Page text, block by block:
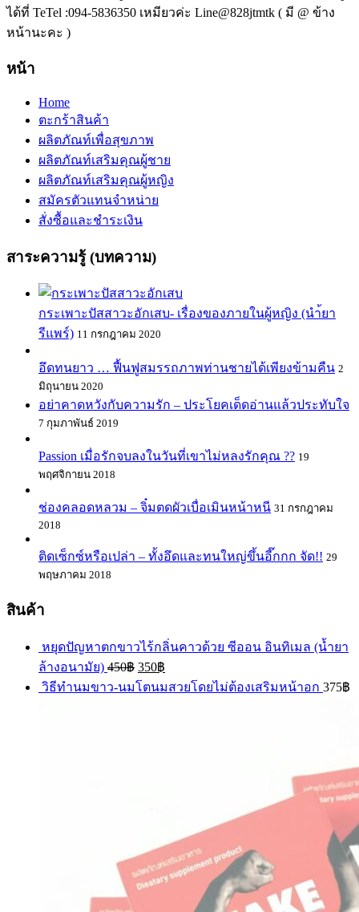
ได้ที่ TeTel :094-5836350 เหมียวค่ะ Line@828jtmtk ( มี @ ข้าง
หน้านะคะ )
หน้า
Home
ตะกร้าสินค้า
ผลิตภัณท์เพื่อสุขภาพ
ผลิตภัณท์เสริมคุณผู้ชาย
ผลิตภัณท์เสริมคุณผู้หญิง
สมัครตัวแทนจำหน่าย
สั่งซื้อและชำระเงิน
สาระความรู้ (บทความ)
กระเพาะปัสสาวะอักเสบ- เรื่องของภายในผู้หญิง (นำ้ยา
รีแพร์) 11 กรกฎาคม 2020
อึดทนยาว … ฟื้นฟูสมรรถภาพท่านชายได้เพียงข้ามคืน 2
มิถุนายน 2020
อย่าคาดหวังกับความรัก – ประโยคเด็ดอ่านแล้วประทับใจ
7 กุมภาพันธ์ 2019
Passion เมื่อรักจบลงในวันที่เขาไม่หลงรักคุณ ?? 19
พฤศจิกายน 2018
ช่องคลอดหลวม – จิ๋มตดผัวเบื่อเมินหน้าหนี 31 กรกฎาคม
2018
ติดเซ็กซ์หรือเปล่า – ทั้งอึดและทนใหญ่ขึ้นอี๊กกก จัด!! 29
พฤษภาคม 2018
สินค้า
หยุดปัญหาตกขาวไร้กลิ่นคาวด้วย ซีออน อินทิเมล (น้ำยา
ล้างอนามัย) 450฿ 350฿
วิธีทำนมขาว-นมโตนมสวยโดยไม่ต้องเสริมหน้าอก 375฿